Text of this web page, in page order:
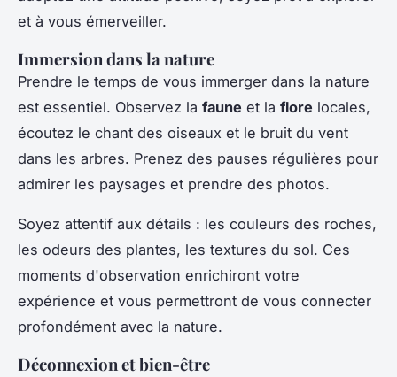
et à vous émerveiller.
Immersion dans la nature
Prendre le temps de vous immerger dans la nature
est essentiel. Observez la faune et la flore locales,
écoutez le chant des oiseaux et le bruit du vent
dans les arbres. Prenez des pauses régulières pour
admirer les paysages et prendre des photos.
Soyez attentif aux détails : les couleurs des roches,
les odeurs des plantes, les textures du sol. Ces
moments d'observation enrichiront votre
expérience et vous permettront de vous connecter
profondément avec la nature.
Déconnexion et bien-être